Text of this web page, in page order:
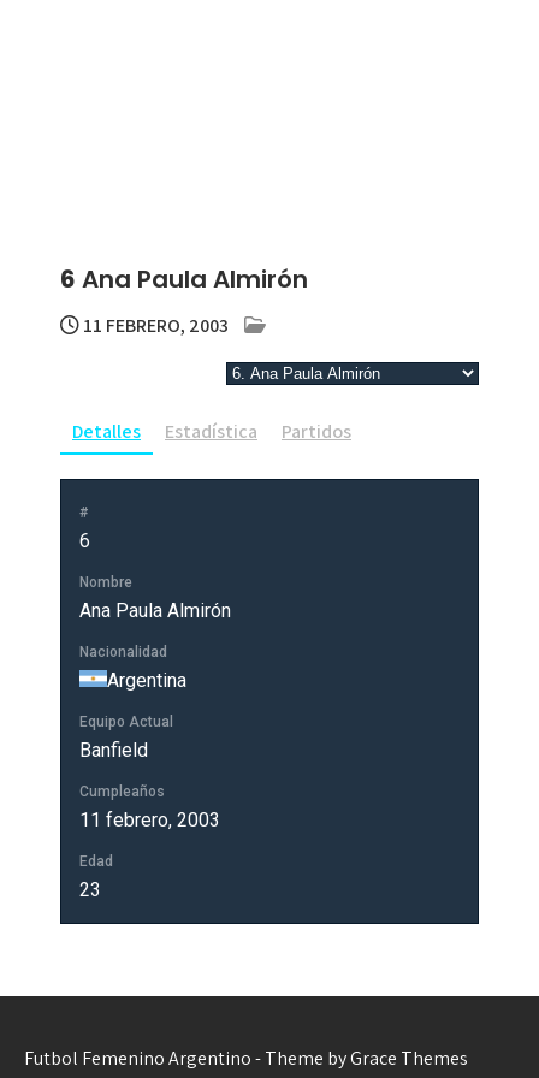
6 Ana Paula Almirón
11 FEBRERO, 2003
Detalles Estadística Partidos
#
6
Nombre
Ana Paula Almirón
Nacionalidad
Argentina
Equipo Actual
Banfield
Cumpleaños
11 febrero, 2003
Edad
23
Futbol Femenino Argentino - Theme by Grace Themes